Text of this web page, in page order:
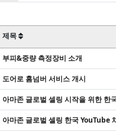
제목
부피&중량 측정장비 소개
도어로 홈넘버 서비스 개시
아마존 글로벌 셀링 시작을 위한 한
아마존 글로벌 셀링 한국 YouTube